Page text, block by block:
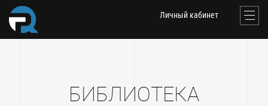
Личный кабинет
БИБЛИОТЕКА